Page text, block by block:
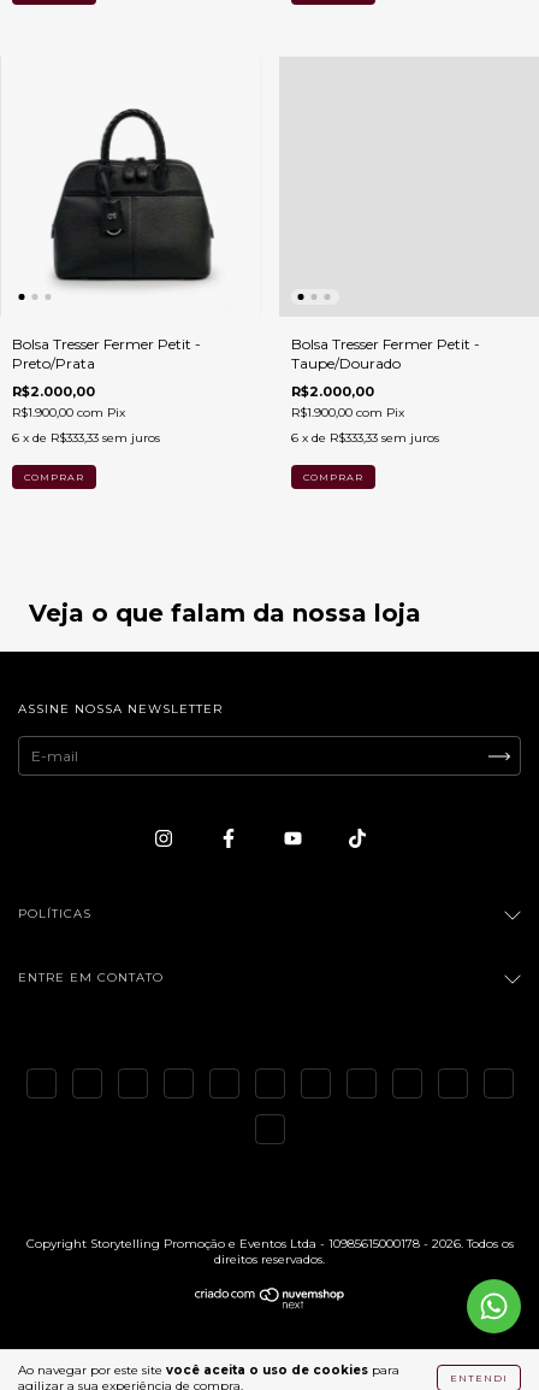
Ao navegar por este site você aceita o uso de cookies para
agilizar a sua experiência de compra.
ENTENDI
Bolsa Tresser Fermer Petit -
Preto/Prata
R$2.000,00
R$1.900,00 com Pix
6 x de R$333,33 sem juros
Bolsa Tresser Fermer Petit -
Taupe/Dourado
R$2.000,00
R$1.900,00 com Pix
6 x de R$333,33 sem juros
Veja o que falam da nossa loja
ASSINE NOSSA NEWSLETTER
POLÍTICAS
ENTRE EM CONTATO
Copyright Storytelling Promoção e Eventos Ltda - 10985615000178 - 2026. Todos os
direitos reservados.